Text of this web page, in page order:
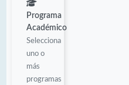
Programa
Académico
Selecciona
uno o
más
programas